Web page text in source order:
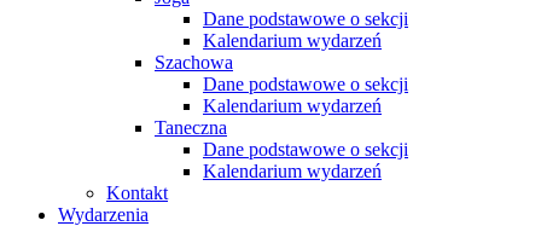
Dane podstawowe o sekcji
Kalendarium wydarzeń
Szachowa
Dane podstawowe o sekcji
Kalendarium wydarzeń
Taneczna
Dane podstawowe o sekcji
Kalendarium wydarzeń
Kontakt
Wydarzenia